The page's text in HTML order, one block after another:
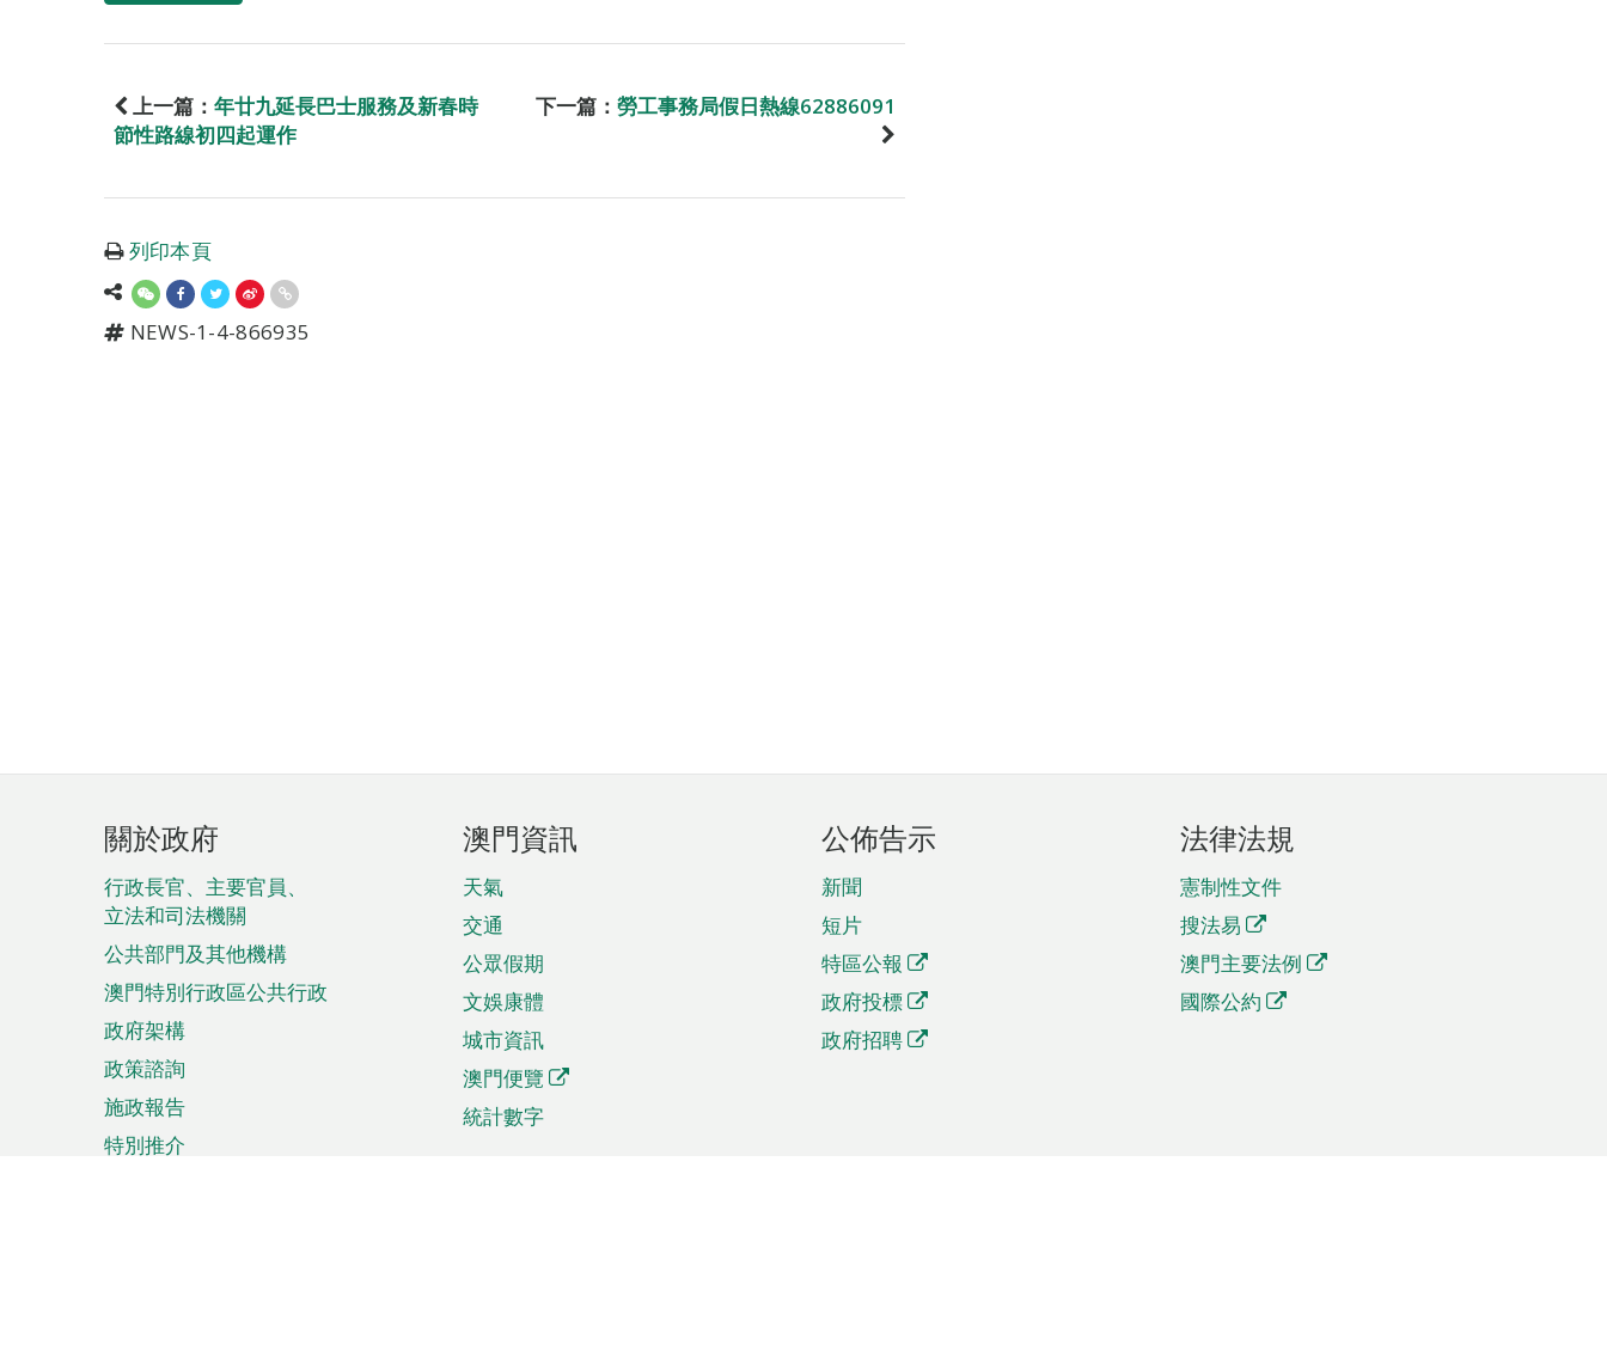
上一篇： 年廿九延長巴士服務及新春時
節性路線初四起運作
下一篇： 勞工事務局假日熱線62886091
列印本頁
NEWS-1-4-866935
頁
腳
菜
單
關於政府
行政長官、主要官員、
立法和司法機關
公共部門及其他機構
澳門特別行政區公共行政
政府架構
政策諮詢
施政報告
特別推介
澳門資訊
天氣
交通
公眾假期
文娛康體
城市資訊
澳門便覽
統計數字
公佈告示
新聞
短片
特區公報
政府投標
政府招聘
法律法規
憲制性文件
搜法易
澳門主要法例
國際公約